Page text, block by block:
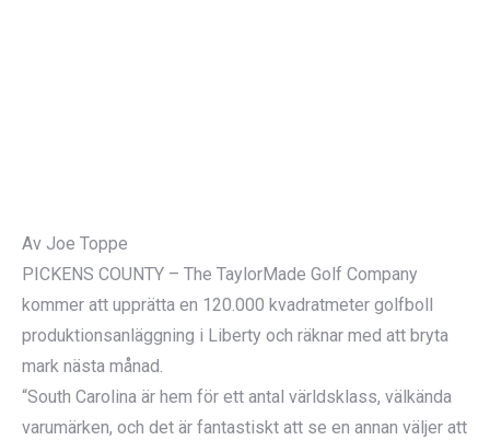
Av Joe Toppe
PICKENS COUNTY – The TaylorMade Golf Company
kommer att upprätta en 120.000 kvadratmeter golfboll
produktionsanläggning i Liberty och räknar med att bryta
mark nästa månad.
“South Carolina är hem för ett antal världsklass, välkända
varumärken, och det är fantastiskt att se en annan väljer att